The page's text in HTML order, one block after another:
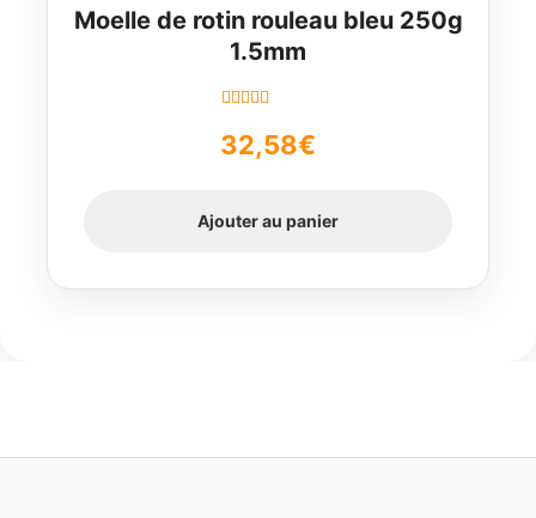
Moelle de rotin rouleau bleu 250g
1.5mm
5
32,58€
Ajouter au panier